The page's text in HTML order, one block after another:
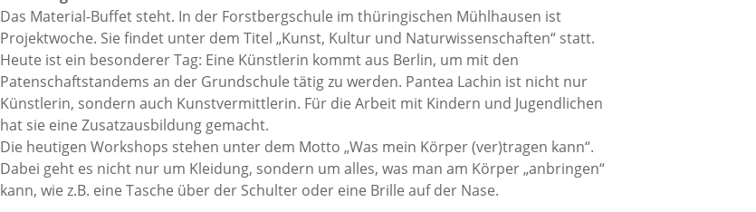
Das Material-Buffet steht. In der Forstbergschule im thüringischen Mühlhausen ist
Projektwoche. Sie findet unter dem Titel „Kunst, Kultur und Naturwissenschaften“ statt.
Heute ist ein besonderer Tag: Eine Künstlerin kommt aus Berlin, um mit den
Patenschaftstandems an der Grundschule tätig zu werden. Pantea Lachin ist nicht nur
Künstlerin, sondern auch Kunstvermittlerin. Für die Arbeit mit Kindern und Jugendlichen
hat sie eine Zusatzausbildung gemacht.
Die heutigen Workshops stehen unter dem Motto „Was mein Körper (ver)tragen kann“.
Dabei geht es nicht nur um Kleidung, sondern um alles, was man am Körper „anbringen“
kann, wie z.B. eine Tasche über der Schulter oder eine Brille auf der Nase.